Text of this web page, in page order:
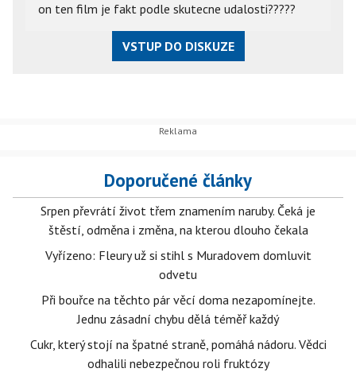
on ten film je fakt podle skutecne udalosti?????
VSTUP DO DISKUZE
Doporučené články
Srpen převrátí život třem znamením naruby. Čeká je
štěstí, odměna i změna, na kterou dlouho čekala
Vyřízeno: Fleury už si stihl s Muradovem domluvit
odvetu
Při bouřce na těchto pár věcí doma nezapomínejte.
Jednu zásadní chybu dělá téměř každý
Cukr, který stojí na špatné straně, pomáhá nádoru. Vědci
odhalili nebezpečnou roli fruktózy